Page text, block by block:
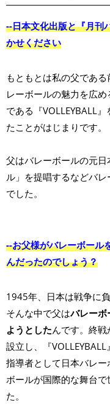
--日本文化出版と『月刊
かせください
もともとは私の父であ
レーボールの魅力を広
である『VOLLEYBALL
たことがはじまりです。
父はバレーボールの元
ル」を提唱するなどバ
でした。
--お父様がバレーボール
んだったのでしょう？
1945年、日本は戦争に
そんな中で父はバレーボ
ようとしたんです。終
設立し、『
指導者として日本バレ
ボールが国際的な舞台
た。